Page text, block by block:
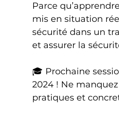
Parce
mis en situation
sécurité dans un
et assurer la
🎓 Prochaine
2024 ! Ne
pratiques et